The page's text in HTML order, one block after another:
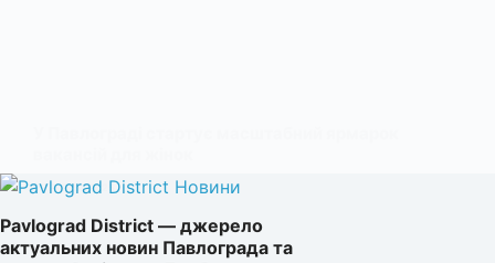
9 ТРАВНЯ, 2025
Pavlograd District — джерело
актуальних новин Павлограда та